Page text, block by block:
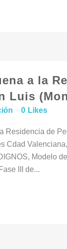
a la
Luis
0 Likes
Residencia de
Cdad
Modelo
III de...